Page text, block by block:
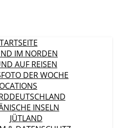
IM NORDEN
AUF REISEN
DER WOCHE
INSELN
JÜTLAND